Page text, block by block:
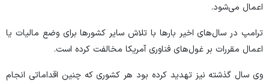
اعمال می‌شود.
ترامپ در سال‌های اخیر بار‌ها با تلاش سایر کشور‌ها برای وضع مالیات یا
اعمال مقررات بر غول‌های فناوری آمریکا مخالفت کرده است.
وی سال گذشته نیز تهدید کرده بود هر کشوری که چنین اقداماتی انجام